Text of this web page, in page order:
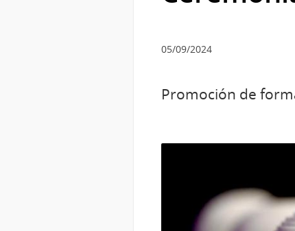
05/09/2024
Promoción de